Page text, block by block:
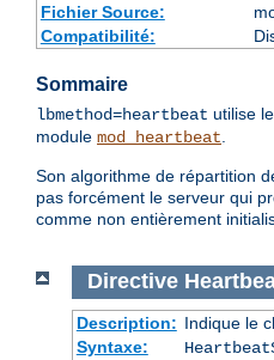
Fichier Source:
Compatibilité:
Sommaire
lbmethod=heartbeat utilise
module mod_heartbeat.
Son algorithme de répartition
pas forcément le serveur qui
comme non entièrement
Directive
Description: Indique le
Syntaxe: